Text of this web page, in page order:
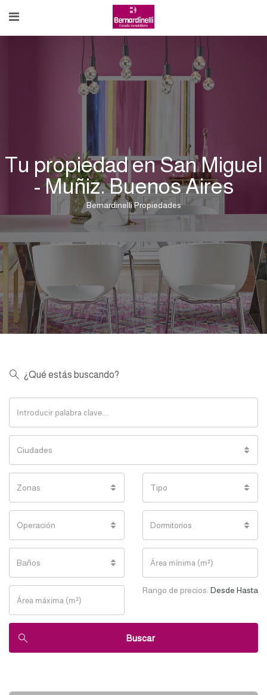
Tu propiedad en San Miguel
- Muñiz. Buenos Aires
Bernardinelli Propiedades
¿Qué estás buscando?
Ciudades
Zonas Tipo
Operación Dormitorios
Baños
Rango de precios: Desde Hasta
Buscar